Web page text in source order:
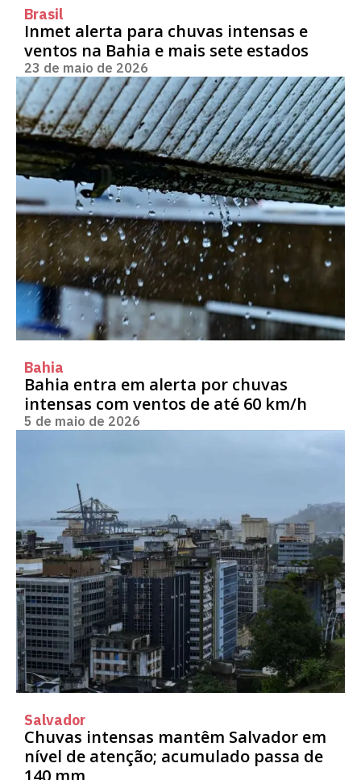
Brasil
Inmet alerta para chuvas intensas e
ventos na Bahia e mais sete estados
23 de maio de 2026
Bahia
Bahia entra em alerta por chuvas
intensas com ventos de até 60 km/h
5 de maio de 2026
Salvador
Chuvas intensas mantêm Salvador em
nível de atenção; acumulado passa de